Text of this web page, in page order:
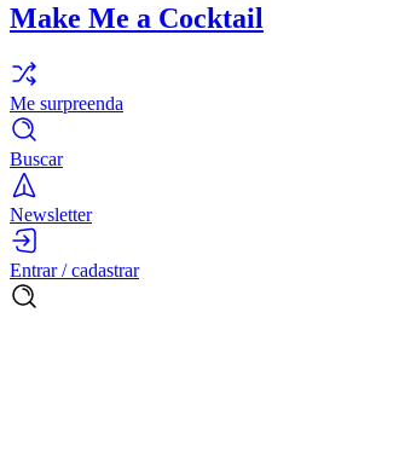
Make Me a Cocktail
Me surpreenda
Buscar
Newsletter
Entrar / cadastrar